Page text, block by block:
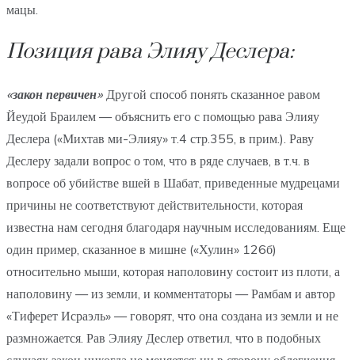
мацы.
Позиция рава Элияу Деслера:
«закон первичен» Другой способ понять сказанное равом
Йеудой Браилем — объяснить его с помощью рава Элияу
Деслера («Михтав ми-Элияу» т.4 стр.355, в прим.). Раву
Деслеру задали вопрос о том, что в ряде случаев, в т.ч. в
вопросе об убийстве вшей в Шабат, приведенные мудрецами
причины не соответствуют действительности, которая
известна нам сегодня благодаря научным исследованиям. Еще
один пример, сказанное в мишне («Хулин» 126б)
относительно мыши, которая наполовину состоит из плоти, а
наполовину — из земли, и комментаторы — Рамбам и автор
«Тиферет Исраэль» — говорят, что она создана из земли и не
размножается. Рав Элияу Деслер ответил, что в подобных